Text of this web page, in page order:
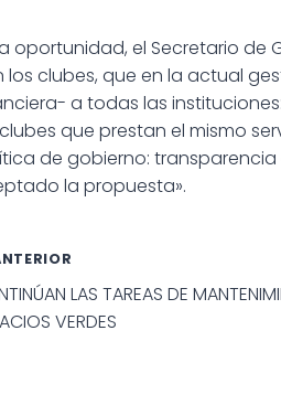
oportunidad, el Secretario
los clubes, que en la actual
a todas las
que prestan el mismo
de gobierno:
la propuesta».
LAS TAREAS DE
VERDES